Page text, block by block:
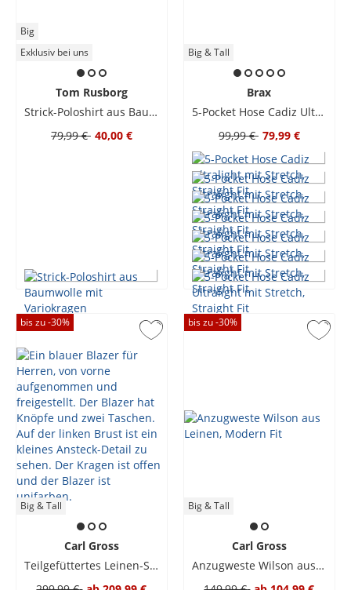
Big
Exklusiv bei uns
Tom Rusborg
Strick-Poloshirt aus Baumwolle mit Variokragen
79,99 € 40,00 €
Big & Tall
Brax
5-Pocket Hose Cadiz Ultralight mit Stretch, Straight Fit
99,99 € 79,99 €
bis zu -30%
Big & Tall
Carl Gross
Teilgefüttertes Leinen-Sakko mit Reverskragen
bis zu -30%
Big & Tall
Carl Gross
Anzugweste Wilson aus Leinen, Modern Fit